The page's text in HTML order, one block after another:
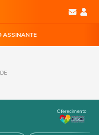
ASSINANTE
Oferecimento